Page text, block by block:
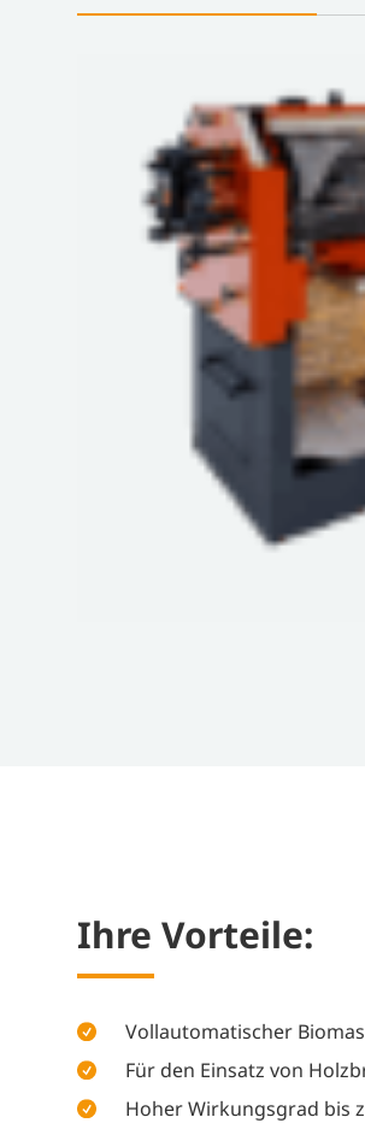
Ihre Vor­tei­le:
Vollautomatischer
Für den Einsatz von
Hoher Wirkungsgrad bis